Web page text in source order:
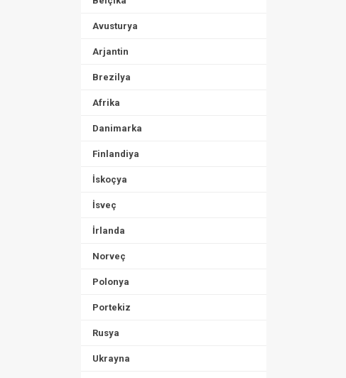
Avusturya
Arjantin
Brezilya
Afrika
Danimarka
Finlandiya
İskoçya
İsveç
İrlanda
Norveç
Polonya
Portekiz
Rusya
Ukrayna